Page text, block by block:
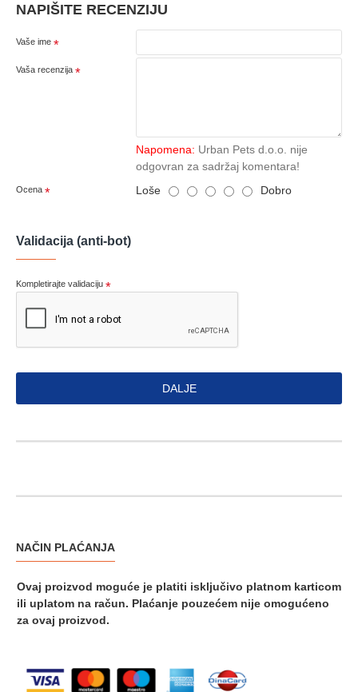
NAPIŠITE RECENZIJU
Vaše ime
Vaša recenzija
Napomena: Urban Pets d.o.o. nije
odgovran za sadržaj komentara!
Ocena Loše Dobro
Validacija (anti-bot)
Kompletirajte validaciju
DALJE
NAČIN PLAĆANJA
Ovaj proizvod moguće je platiti isključivo platnom karticom
ili uplatom na račun. Plaćanje pouzećem nije omogućeno
za ovaj proizvod.